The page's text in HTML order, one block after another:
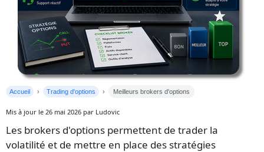
Accueil Trading d'options Meilleurs brokers d'options
Mis à jour le 26 mai 2026 par Ludovic
Les brokers d'options permettent de trader la
volatilité et de mettre en place des stratégies